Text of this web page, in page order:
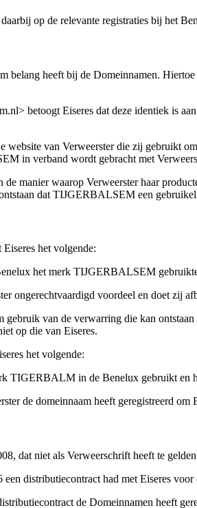
op de relevante registraties bij het
belang heeft bij de Domeinnamen.
betoogt Eiseres dat deze identiek is
van Verweerster die zij gebruikt
in verband wordt gebracht met
de manier waarop Verweerster haar
dat TIJGERBALSEM een
het volgende:
het merk TIJGERBALSEM
ongerechtvaardigd voordeel en doet zij
van de verwarring die kan
op die van Eiseres.
het volgende:
TIGERBALM in de Benelux gebruikt en
de domeinnaam heeft geregistreerd
dat niet als Verweerschrift heeft te
distributiecontract had met Eiseres
de Domeinnamen heeft